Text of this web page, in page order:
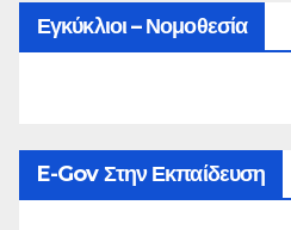
Εγκύκλιοι – Νομοθεσία
E-Gov Στην Εκπαίδευση